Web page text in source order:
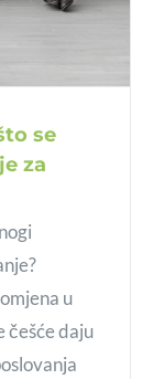
se
za
u
češće daju